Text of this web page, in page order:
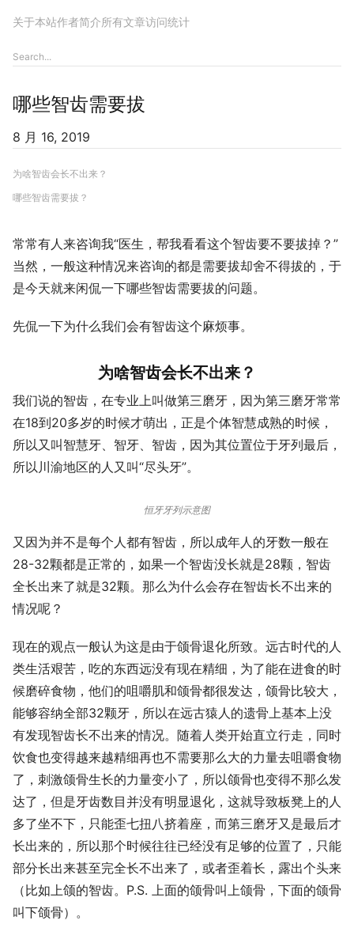
关于本站作者简介所有文章访问统计
哪些智齿需要拔
8 月 16, 2019
为啥智齿会长不出来？
哪些智齿需要拔？
常常有人来咨询我“医生，帮我看看这个智齿要不要拔掉？”
当然，一般这种情况来咨询的都是需要拔却舍不得拔的，于
是今天就来闲侃一下哪些智齿需要拔的问题。
先侃一下为什么我们会有智齿这个麻烦事。
为啥智齿会长不出来？
我们说的智齿，在专业上叫做第三磨牙，因为第三磨牙常常
在18到20多岁的时候才萌出，正是个体智慧成熟的时候，
所以又叫智慧牙、智牙、智齿，因为其位置位于牙列最后，
所以川渝地区的人又叫“尽头牙”。
恒牙牙列示意图
又因为并不是每个人都有智齿，所以成年人的牙数一般在
28-32颗都是正常的，如果一个智齿没长就是28颗，智齿
全长出来了就是32颗。那么为什么会存在智齿长不出来的
情况呢？
现在的观点一般认为这是由于颌骨退化所致。远古时代的人
类生活艰苦，吃的东西远没有现在精细，为了能在进食的时
候磨碎食物，他们的咀嚼肌和颌骨都很发达，颌骨比较大，
能够容纳全部32颗牙，所以在远古猿人的遗骨上基本上没
有发现智齿长不出来的情况。随着人类开始直立行走，同时
饮食也变得越来越精细再也不需要那么大的力量去咀嚼食物
了，刺激颌骨生长的力量变小了，所以颌骨也变得不那么发
达了，但是牙齿数目并没有明显退化，这就导致板凳上的人
多了坐不下，只能歪七扭八挤着座，而第三磨牙又是最后才
长出来的，所以那个时候往往已经没有足够的位置了，只能
部分长出来甚至完全长不出来了，或者歪着长，露出个头来
（比如上颌的智齿。P.S. 上面的颌骨叫上颌骨，下面的颌骨
叫下颌骨）。